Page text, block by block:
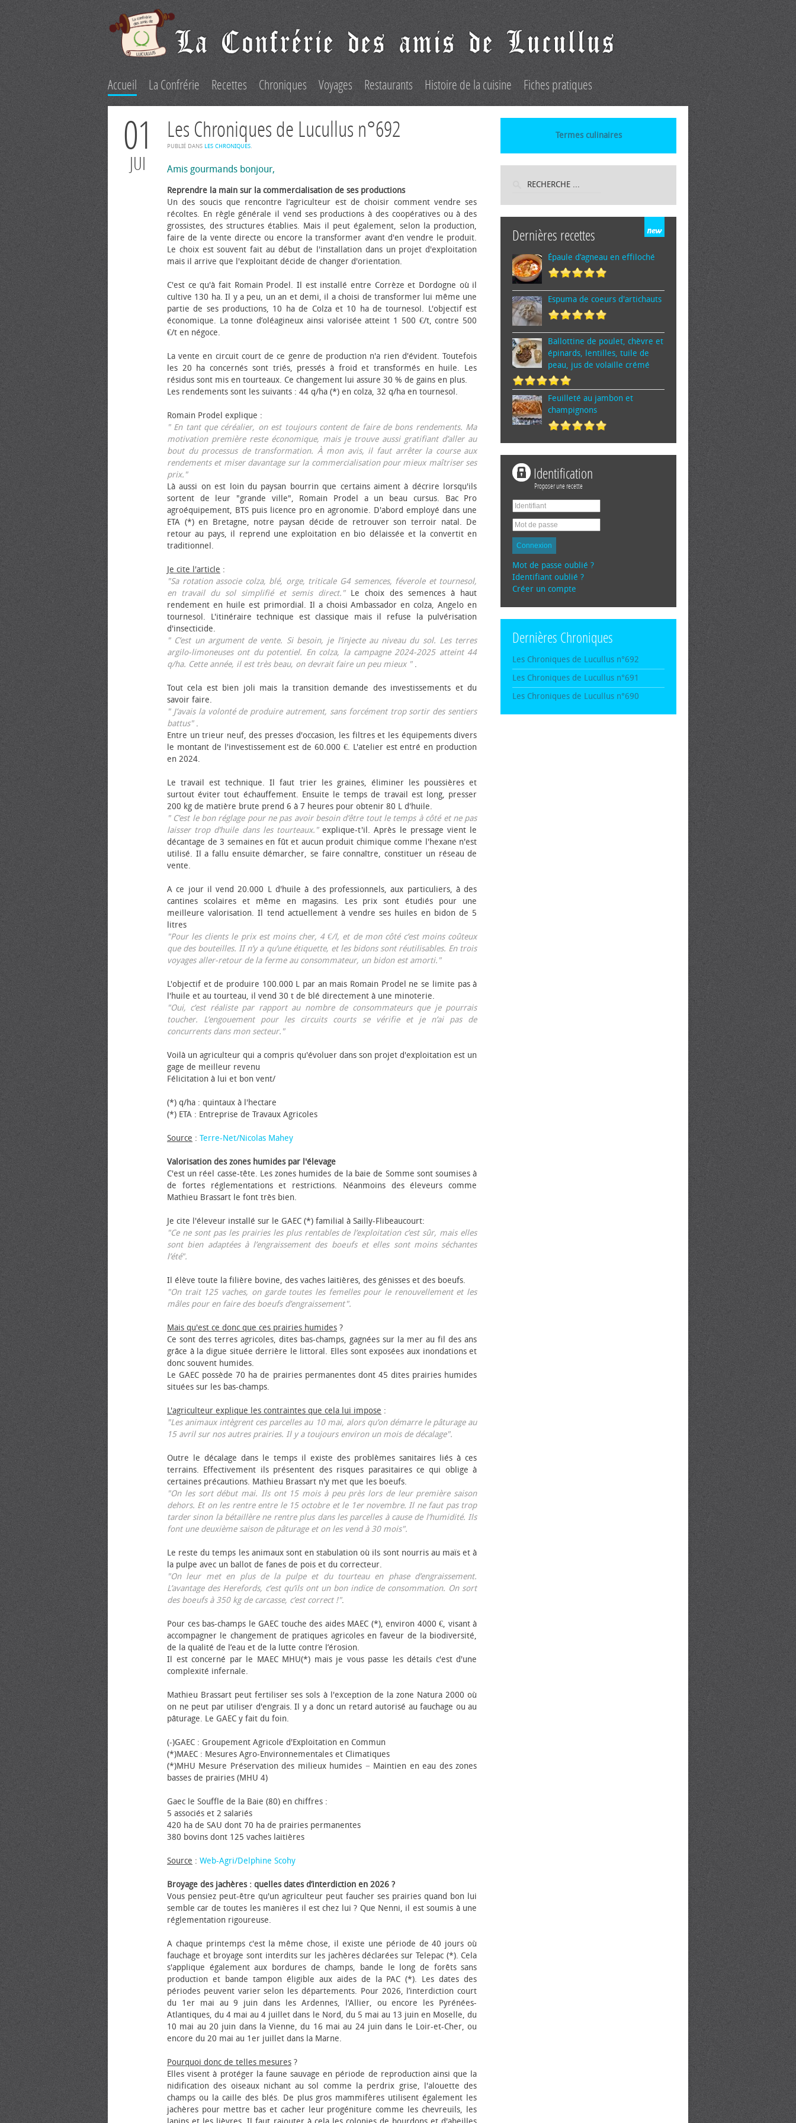
Accueil La Confrérie Recettes Chroniques Voyages Restaurants Histoire de la cuisine Fiches pratiques
01
JUI
Les Chroniques de Lucullus n°692
PUBLIÉ DANS LES CHRONIQUES.
Amis gourmands bonjour,
Reprendre la main sur la commercialisation de ses productions
Un des soucis que rencontre l’agriculteur est de choisir comment vendre ses
récoltes. En règle générale il vend ses productions à des coopératives ou à des
grossistes, des structures établies. Mais il peut également, selon la production,
faire de la vente directe ou encore la transformer avant d'en vendre le produit.
Le choix est souvent fait au début de l'installation dans un projet d'exploitation
mais il arrive que l'exploitant décide de changer d'orientation.
C'est ce qu'à fait Romain Prodel. Il est installé entre Corrèze et Dordogne où il
cultive 130 ha. Il y a peu, un an et demi, il a choisi de transformer lui même une
partie de ses productions, 10 ha de Colza et 10 ha de tournesol. L'objectif est
économique. La tonne d’oléagineux ainsi valorisée atteint 1 500 €/t, contre 500
€/t en négoce.
La vente en circuit court de ce genre de production n'a rien d'évident. Toutefois
les 20 ha concernés sont triés, pressés à froid et transformés en huile. Les
résidus sont mis en tourteaux. Ce changement lui assure 30 % de gains en plus.
Les rendements sont les suivants : 44 q/ha (*) en colza, 32 q/ha en tournesol.
Romain Prodel explique :
" En tant que céréalier, on est toujours content de faire de bons rendements. Ma
motivation première reste économique, mais je trouve aussi gratifiant d’aller au
bout du processus de transformation. À mon avis, il faut arrêter la course aux
rendements et miser davantage sur la commercialisation pour mieux maîtriser ses
prix."
Là aussi on est loin du paysan bourrin que certains aiment à décrire lorsqu'ils
sortent de leur "grande ville", Romain Prodel a un beau cursus. Bac Pro
agroéquipement, BTS puis licence pro en agronomie. D'abord employé dans une
ETA (*) en Bretagne, notre paysan décide de retrouver son terroir natal. De
retour au pays, il reprend une exploitation en bio délaissée et la convertit en
traditionnel.
Je cite l'article :
"Sa rotation associe colza, blé, orge, triticale G4 semences, féverole et tournesol,
en travail du sol simplifié et semis direct."Le choix des semences à haut
rendement en huile est primordial. Il a choisi Ambassador en colza, Angelo en
tournesol. L'itinéraire technique est classique mais il refuse la pulvérisation
d'insecticide.
" C’est un argument de vente. Si besoin, je l’injecte au niveau du sol. Les terres
argilo-limoneuses ont du potentiel. En colza, la campagne 2024-2025 atteint 44
q/ha. Cette année, il est très beau, on devrait faire un peu mieux ".
Tout cela est bien joli mais la transition demande des investissements et du
savoir faire.
" J’avais la volonté de produire autrement, sans forcément trop sortir des sentiers
battus".
Entre un trieur neuf, des presses d'occasion, les filtres et les équipements divers
le montant de l'investissement est de 60.000 €. L'atelier est entré en production
en 2024.
Le travail est technique. Il faut trier les graines, éliminer les poussières et
surtout éviter tout échauffement. Ensuite le temps de travail est long, presser
200 kg de matière brute prend 6 à 7 heures pour obtenir 80 L d'huile.
" C’est le bon réglage pour ne pas avoir besoin d’être tout le temps à côté et ne pas
laisser trop d’huile dans les tourteaux."explique-t'il. Après le pressage vient le
décantage de 3 semaines en fût et aucun produit chimique comme l'hexane n'est
utilisé. Il a fallu ensuite démarcher, se faire connaître, constituer un réseau de
vente.
A ce jour il vend 20.000 L d'huile à des professionnels, aux particuliers, à des
cantines scolaires et même en magasins. Les prix sont étudiés pour une
meilleure valorisation. Il tend actuellement à vendre ses huiles en bidon de 5
litres
"Pour les clients le prix est moins cher, 4 €/l, et de mon côté c’est moins coûteux
que des bouteilles. II n’y a qu’une étiquette, et les bidons sont réutilisables. En trois
voyages aller-retour de la ferme au consommateur, un bidon est amorti."
L'objectif et de produire 100.000 L par an mais Romain Prodel ne se limite pas à
l'huile et au tourteau, il vend 30 t de blé directement à une minoterie.
"Oui, c’est réaliste par rapport au nombre de consommateurs que je pourrais
toucher. L’engouement pour les circuits courts se vérifie et je n’ai pas de
concurrents dans mon secteur."
Voilà un agriculteur qui a compris qu'évoluer dans son projet d'exploitation est un
gage de meilleur revenu
Félicitation à lui et bon vent/
(*) q/ha : quintaux à l'hectare
(*) ETA : Entreprise de Travaux Agricoles
Source : Terre-Net/Nicolas Mahey
Valorisation des zones humides par l'élevage
C'est un réel casse-tête. Les zones humides de la baie de Somme sont soumises à
de fortes réglementations et restrictions. Néanmoins des éleveurs comme
Mathieu Brassart le font très bien.
Je cite l'éleveur installé sur le GAEC (*) familial à Sailly-Flibeaucourt:
"Ce ne sont pas les prairies les plus rentables de l’exploitation c’est sûr, mais elles
sont bien adaptées à l’engraissement des bœufs et elles sont moins séchantes
l’été".
Il élève toute la filière bovine, des vaches laitières, des génisses et des bœufs.
"On trait 125 vaches, on garde toutes les femelles pour le renouvellement et les
mâles pour en faire des bœufs d’engraissement".
Mais qu'est ce donc que ces prairies humides ?
Ce sont des terres agricoles, dites bas-champs, gagnées sur la mer au fil des ans
grâce à la digue située derrière le littoral. Elles sont exposées aux inondations et
donc souvent humides.
Le GAEC possède 70 ha de prairies permanentes dont 45 dites prairies humides
situées sur les bas-champs.
L'agriculteur explique les contraintes que cela lui impose :
"Les animaux intègrent ces parcelles au 10 mai, alors qu’on démarre le pâturage au
15 avril sur nos autres prairies. Il y a toujours environ un mois de décalage".
Outre le décalage dans le temps il existe des problèmes sanitaires liés à ces
terrains. Effectivement ils présentent des risques parasitaires ce qui oblige à
certaines précautions. Mathieu Brassart n'y met que les bœufs.
"On les sort début mai. Ils ont 15 mois à peu près lors de leur première saison
dehors. Et on les rentre entre le 15 octobre et le 1er novembre. Il ne faut pas trop
tarder sinon la bétaillère ne rentre plus dans les parcelles à cause de l’humidité. Ils
font une deuxième saison de pâturage et on les vend à 30 mois".
Le reste du temps les animaux sont en stabulation où ils sont nourris au maïs et à
la pulpe avec un ballot de fanes de pois et du correcteur.
"On leur met en plus de la pulpe et du tourteau en phase d’engraissement.
L’avantage des Herefords, c’est qu’ils ont un bon indice de consommation. On sort
des bœufs à 350 kg de carcasse, c’est correct !".
Pour ces bas-champs le GAEC touche des aides MAEC (*), environ 4000 €, visant à
accompagner le changement de pratiques agricoles en faveur de la biodiversité,
de la qualité de l’eau et de la lutte contre l’érosion.
Il est concerné par le MAEC MHU(*) mais je vous passe les détails c'est d'une
complexité infernale.
Mathieu Brassart peut fertiliser ses sols à l'exception de la zone Natura 2000 où
on ne peut par utiliser d'engrais. Il y a donc un retard autorisé au fauchage ou au
pâturage. Le GAEC y fait du foin.
(-)GAEC : Groupement Agricole d'Exploitation en Commun
(*)MAEC : Mesures Agro-Environnementales et Climatiques
(*)MHU Mesure Préservation des milieux humides − Maintien en eau des zones
basses de prairies (MHU 4)
Gaec le Souffle de la Baie (80) en chiffres :
5 associés et 2 salariés
420 ha de SAU dont 70 ha de prairies permanentes
380 bovins dont 125 vaches laitières
Source : Web-Agri/Delphine Scohy
Broyage des jachères : quelles dates d’interdiction en 2026 ?
Vous pensiez peut-être qu'un agriculteur peut faucher ses prairies quand bon lui
semble car de toutes les manières il est chez lui ? Que Nenni, il est soumis à une
réglementation rigoureuse.
A chaque printemps c'est la même chose, il existe une période de 40 jours où
fauchage et broyage sont interdits sur les jachères déclarées sur Telepac (*). Cela
s'applique également aux bordures de champs, bande le long de forêts sans
production et bande tampon éligible aux aides de la PAC (*). Les dates des
périodes peuvent varier selon les départements. Pour 2026, l’interdiction court
du 1er mai au 9 juin dans les Ardennes, l'Allier, ou encore les Pyrénées-
Atlantiques, du 4 mai au 4 juillet dans le Nord, du 5 mai au 13 juin en Moselle, du
10 mai au 20 juin dans la Vienne, du 16 mai au 24 juin dans le Loir-et-Cher, ou
encore du 20 mai au 1er juillet dans la Marne.
Pourquoi donc de telles mesures ?
Elles visent à protéger la faune sauvage en période de reproduction ainsi que la
nidification des oiseaux nichant au sol comme la perdrix grise, l'alouette des
champs ou la caille des blés. De plus gros mammifères utilisent également les
jachères pour mettre bas et cacher leur progéniture comme les chevreuils, les
Termes culinaires
Dernières recettes
Épaule d’agneau en effiloché
Espuma de cœurs d'artichauts
Ballottine de poulet, chèvre et
épinards, lentilles, tuile de
peau, jus de volaille crémé
Feuilleté au jambon et
champignons
Identification
Proposer une recette
Connexion
Mot de passe oublié ?
Identifiant oublié ?
Créer un compte
Dernières Chroniques
Les Chroniques de Lucullus n°692
Les Chroniques de Lucullus n°691
Les Chroniques de Lucullus n°690